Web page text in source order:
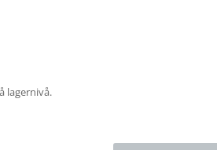
lagernivå.